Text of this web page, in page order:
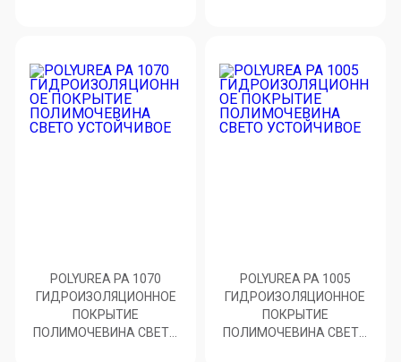
POLYUREA PA 1070
ГИДРОИЗОЛЯЦИОННОЕ
ПОКРЫТИЕ
ПОЛИМОЧЕВИНА СВЕТО
POLYUREA PA 1005
ГИДРОИЗОЛЯЦИОННОЕ
ПОКРЫТИЕ
ПОЛИМОЧЕВИНА СВЕТО